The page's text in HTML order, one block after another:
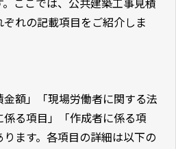
れの記載項目をご紹介しま
額」「現場労働者に関する法
る項目」「作成者に係る項
ます。各項目の詳細は以下の